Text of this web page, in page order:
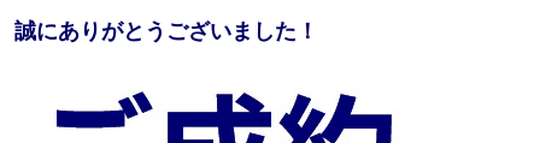
誠にありがとうございました！